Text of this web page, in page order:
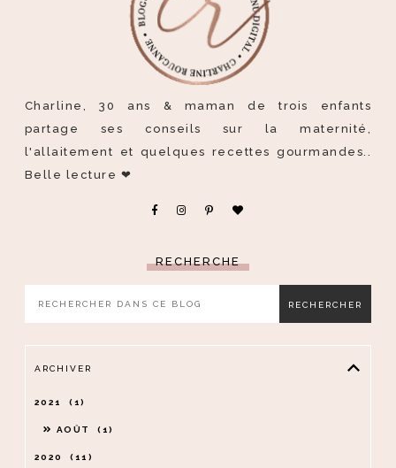
Charline, 30 ans & maman de trois enfants
partage ses conseils sur la maternité,
l'allaitement et quelques recettes gourmandes..
Belle lecture ❤
RECHERCHE
ARCHIVER
2021 1
AOÛT 1
2020 11